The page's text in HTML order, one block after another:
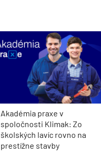
Akadémia praxe v
spoločnosti Klimak: Zo
školských lavíc rovno na
prestížne stavby